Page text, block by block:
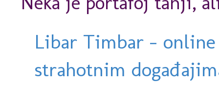
Libar Timbar -
strahotnim